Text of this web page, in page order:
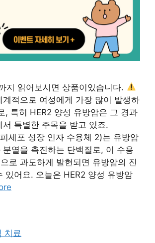
지 읽어보시면 상품이있습니다.
계적으로 여성에게 가장 많이 발생하
, 특히 HER2 양성 유방암은 그 경과
서 특별한 주목을 받고 있죠.
세포 성장 인자 수용체 2)는 유방암
열을 촉진하는 단백질로, 이 수용
로 과도하게 발현되면 유방암의 진
있어요. 오늘은 HER2 양성 유방암
치료